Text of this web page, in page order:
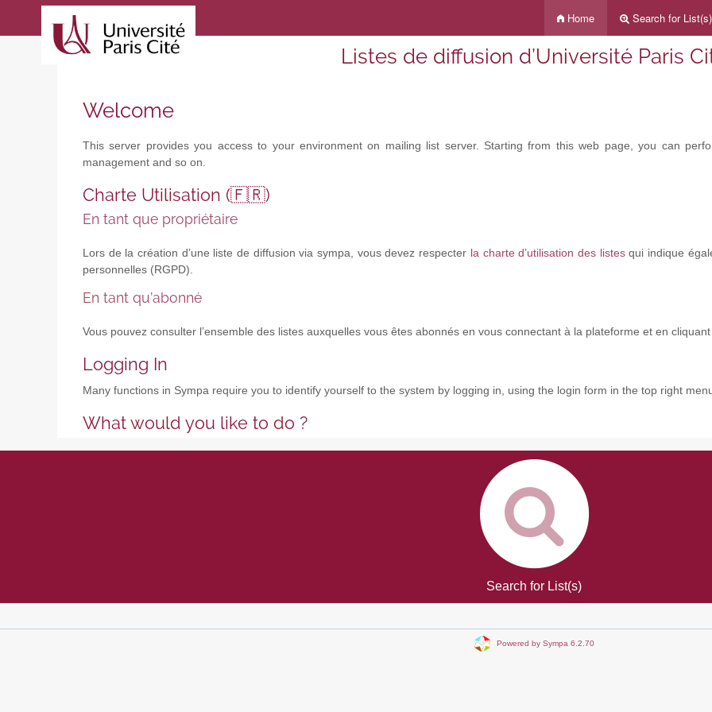
Home Search for List(s)
Listes de diffusion d’Université Paris
Welcome
This server provides you access to your environment on mailing list server. Starting from this web page, you can
management and so on.
Charte Utilisation (🇫🇷)
En tant que propriétaire
Lors de la création d’une liste de diffusion via sympa, vous devez respecter la charte d’utilisation des listesqui indique
personnelles (RGPD).
En tant qu’abonné
Vous pouvez consulter l’ensemble des listes auxquelles vous êtes abonnés en vous connectant à la plateforme et en
Logging In
Many functions in Sympa require you to identify yourself to the system by logging in, using the login form in the top right
What would you like to do ?
Search for List(s)
Powered by Sympa 6.2.70